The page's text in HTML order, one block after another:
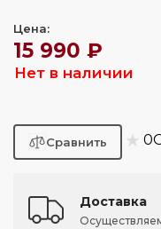
Цена:
15 990 ₽
Нет в наличии
★ 0
Доставка